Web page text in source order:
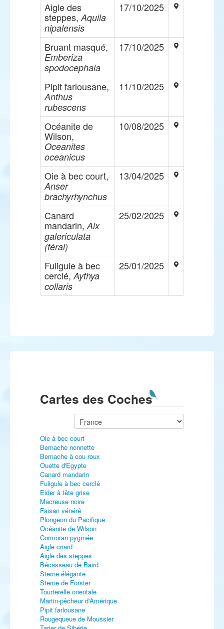
Aigle des
steppes, Aquila
nipalensis
17/10/2025
Bruant masqué,
Emberiza
spodocephala
17/10/2025
Pipit farlousane,
Anthus
rubescens
11/10/2025
Océanite de
Wilson,
Oceanites
oceanicus
10/08/2025
Oie à bec court,
Anser
brachyrhynchus
13/04/2025
Canard
mandarin, Aix
galericulata
(féral)
25/02/2025
Fuligule à bec
cerclé, Aythya
collaris
25/01/2025
Cartes des Coches
Oie à bec court
Bernache nonnette
Bernache à cou roux
Ouette d'Egypte
Canard mandarin
Fuligule à bec cerclé
Eider à tête grise
Macreuse noire
Faisan vénéré
Plongeon du Pacifique
Océanite de Wilson
Cormoran pygmée
Aigle criard
Aigle des steppes
Bécasseau de Baird
Sterne élégante
Sterne de Forster
Tourterelle orientale
Martin-pêcheur d'Amérique
Pipit farlousane
Rougequeue de Moussier